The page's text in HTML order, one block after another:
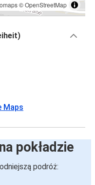
©OpenStreetMap
Maps
pokładzie
podróż: